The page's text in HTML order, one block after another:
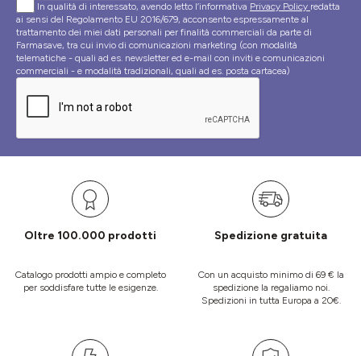
In qualità di interessato, avendo letto l’informativa Privacy Policy redatta
ai sensi del Regolamento EU 2016/679, acconsento espressamente al
trattamento dei miei dati personali per finalità commerciali da parte di
Farmasave, tra cui invio di comunicazioni marketing (con modalità
telematiche - quali ad es. newsletter ed e-mail con inviti e comunicazioni
commerciali - e modalità tradizionali, quali ad es. posta cartacea)
Oltre 100.000 prodotti
Catalogo prodotti ampio e completo
per soddisfare tutte le esigenze.
Spedizione gratuita
Con un acquisto minimo di 69 € la
spedizione la regaliamo noi.
Spedizioni in tutta Europa a 20€.